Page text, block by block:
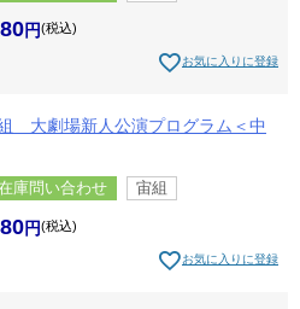
税込
お気に入りに登録
大劇場新人公演プログラム＜中
庫問い合わせ 宙組
税込
お気に入りに登録